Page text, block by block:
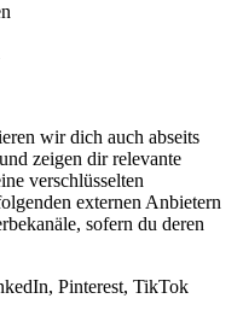
wir dich auch abseits
zeigen dir relevante
verschlüsselten
externen Anbietern
sofern du deren
Pinterest, TikTok